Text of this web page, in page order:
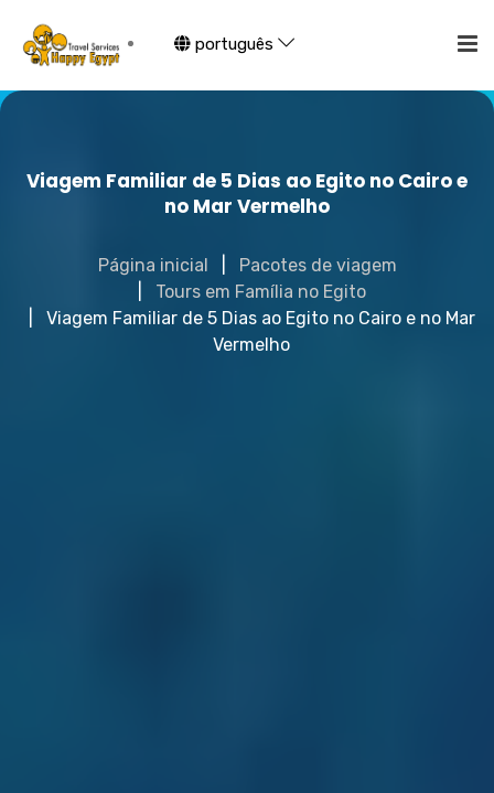
português
Viagem Familiar de 5 Dias ao Egito no Cairo e
no Mar Vermelho
Página inicial
Pacotes de viagem
Tours em Família no Egito
Viagem Familiar de 5 Dias ao Egito no Cairo e no Mar
Vermelho